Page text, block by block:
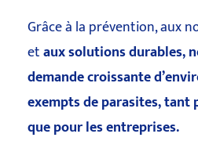
Grâce à la prévention, aux
etaux solutions durables,
demande croissante
exempts de parasites,
que pour les entreprises.